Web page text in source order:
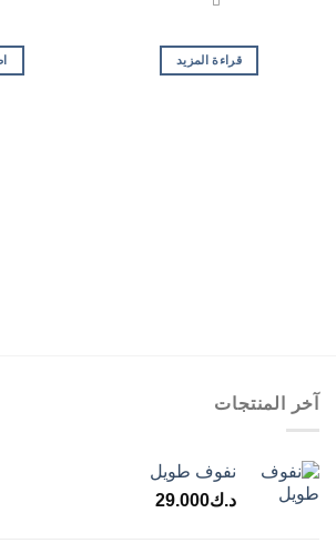
قراءة المزيد
آخر المنتجات
نفوف طويل
د.ك29.000